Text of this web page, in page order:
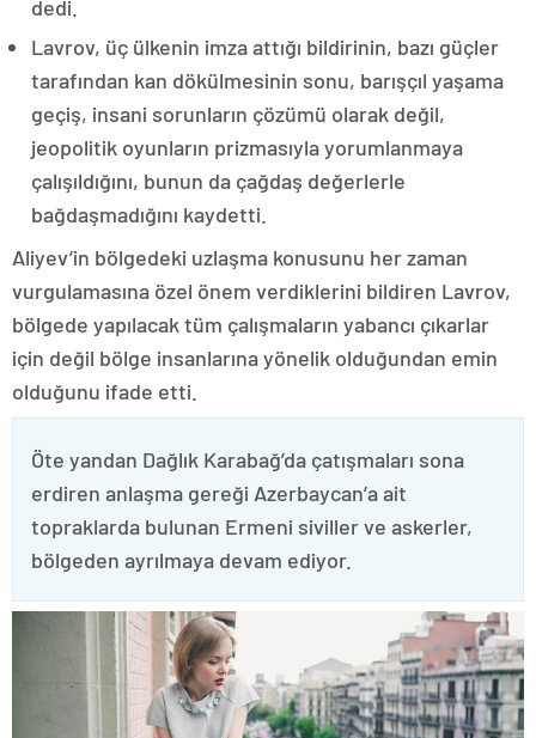
dedi.
Lavrov, üç ülkenin imza attığı bildirinin, bazı güçler
tarafından kan dökülmesinin sonu, barışçıl yaşama
geçiş, insani sorunların çözümü olarak değil,
jeopolitik oyunların prizmasıyla yorumlanmaya
çalışıldığını, bunun da çağdaş değerlerle
bağdaşmadığını kaydetti.
Aliyev’in bölgedeki uzlaşma konusunu her zaman
vurgulamasına özel önem verdiklerini bildiren Lavrov,
bölgede yapılacak tüm çalışmaların yabancı çıkarlar
için değil bölge insanlarına yönelik olduğundan emin
olduğunu ifade etti.
Öte yandan Dağlık Karabağ’da çatışmaları sona
erdiren anlaşma gereği Azerbaycan’a ait
topraklarda bulunan Ermeni siviller ve askerler,
bölgeden ayrılmaya devam ediyor.